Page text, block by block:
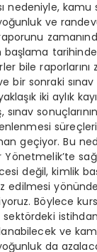
nedeniyle, kamu
ve
başlama
bile
bir sonraki sınav
iki aylık
sınav
geçiyor. Bu
değil, kimlik
edilmesi
Böylece
ve
da